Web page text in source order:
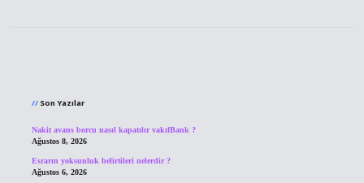
Son Yazılar
Nakit avans borcu nasıl kapatılır vakıfBank ?
Ağustos 8, 2026
Esrarın yoksunluk belirtileri nelerdir ?
Ağustos 6, 2026